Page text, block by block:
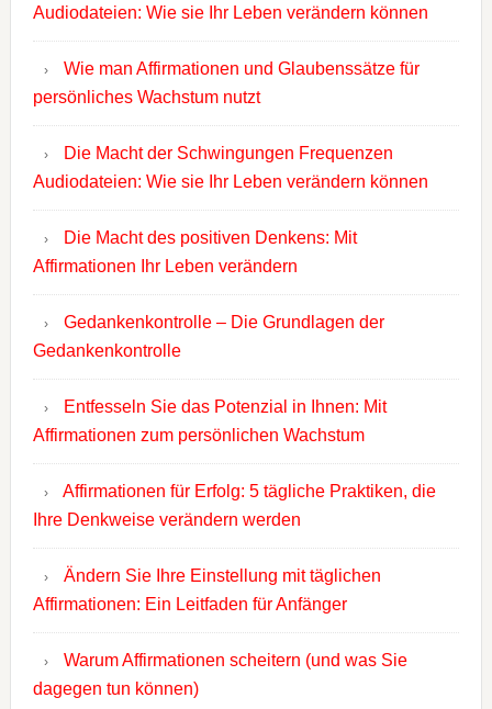
Audiodateien: Wie sie Ihr Leben verändern können
Wie man Affirmationen und Glaubenssätze für
persönliches Wachstum nutzt
Die Macht der Schwingungen Frequenzen
Audiodateien: Wie sie Ihr Leben verändern können
Die Macht des positiven Denkens: Mit
Affirmationen Ihr Leben verändern
Gedankenkontrolle – Die Grundlagen der
Gedankenkontrolle
Entfesseln Sie das Potenzial in Ihnen: Mit
Affirmationen zum persönlichen Wachstum
Affirmationen für Erfolg: 5 tägliche Praktiken, die
Ihre Denkweise verändern werden
Ändern Sie Ihre Einstellung mit täglichen
Affirmationen: Ein Leitfaden für Anfänger
Warum Affirmationen scheitern (und was Sie
dagegen tun können)